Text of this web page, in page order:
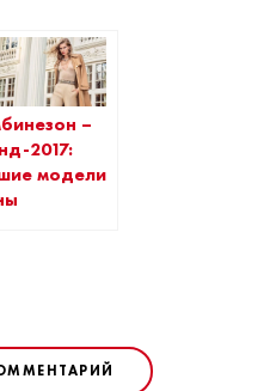
–
2017:
модели